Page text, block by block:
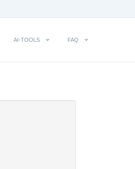
AI-TOOLS FAQ